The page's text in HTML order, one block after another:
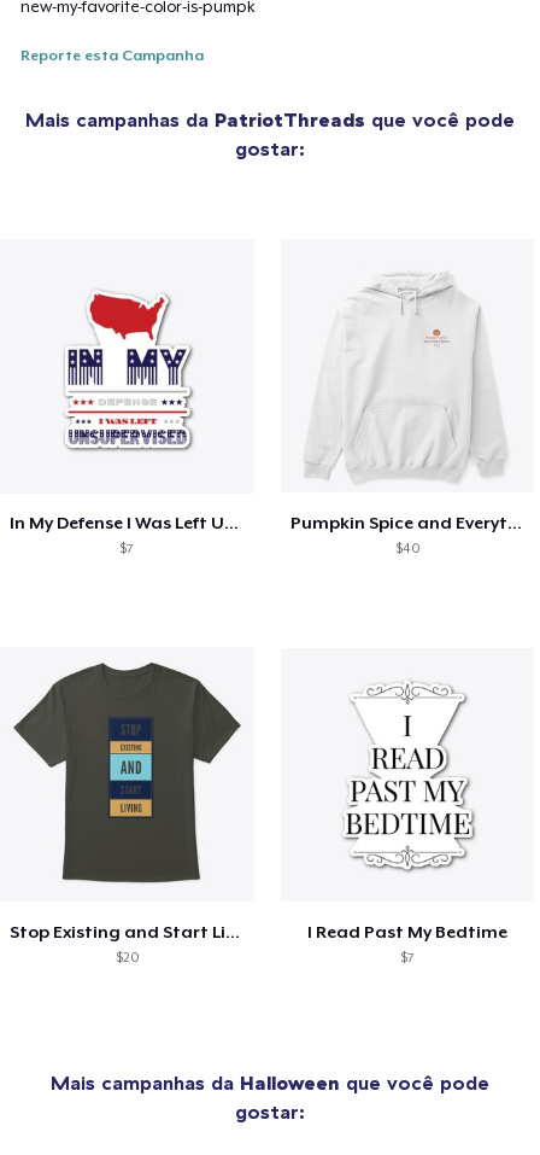
new-my-favorite-color-is-pumpk
Reporte esta Campanha
Mais campanhas da PatriotThreads que você pode
gostar:
In My Defense I Was Left Unsupervised
$7
Pumpkin Spice and Everything Nice
$40
Stop Existing and Start Living
$20
I Read Past My Bedtime
$7
Mais campanhas da Halloween que você pode
gostar: